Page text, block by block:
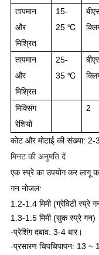
तापमान
और
मिश्रित
15-
25 ℃
तापमान
और
मिश्रित
25-
35 ℃
मिक्सिंग
रेशियो
2
कोट और मोटाई की संख्या:
मिनट की अनुमति दें
एक स्प्रे का उपयोग कर लागू
गन नोजल:
1.2-1.4 मिमी (ग्रेविटी स्प्रे
1.3-1.5 मिमी (सुक स्प्रे गन)
-प्रेशिंग दबाव: 3-4 बार।
-प्रसारण चिपचिपापन: 13